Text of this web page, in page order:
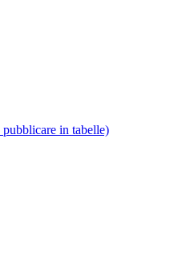
in tabelle)